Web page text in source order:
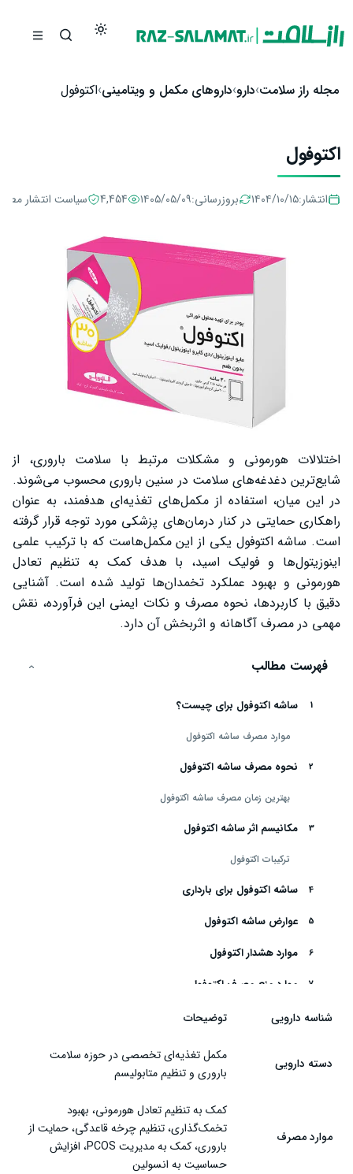
مجله راز سلامت دارو داروهای مکمل و ویتامینی اکتوفول
اکتوفول
انتشار:۱۴۰۴/۱۰/۱۵ بروزرسانی:۱۴۰۵/۰۵/۰۹ 4,454 سیاست انتشار
اختلالات هورمونی و مشکلات مرتبط با سلامت باروری، از
شایع‌ترین دغدغه‌های سلامت در سنین باروری محسوب می‌شوند.
در این میان، استفاده از مکمل‌های تغذیه‌ای هدفمند، به‌ عنوان
راهکاری حمایتی در کنار درمان‌های پزشکی مورد توجه قرار گرفته
است. ساشه اکتوفول یکی از این مکمل‌هاست که با ترکیب علمی
اینوزیتول‌ها و فولیک اسید، با هدف کمک به تنظیم تعادل
هورمونی و بهبود عملکرد تخمدان‌ها تولید شده است. آشنایی
دقیق با کاربردها، نحوه مصرف و نکات ایمنی این فرآورده، نقش
مهمی در مصرف آگاهانه و اثربخش آن دارد.
فهرست مطالب
ساشه اکتوفول برای چیست؟
موارد مصرف ساشه اکتوفول
نحوه مصرف ساشه اکتوفول
بهترین زمان مصرف ساشه اکتوفول
مکانیسم اثر ساشه اکتوفول
ترکیبات اکتوفول
ساشه اکتوفول برای بارداری
عوارض ساشه اکتوفول
موارد هشدار اکتوفول
موارد منع مصرف اکتوفول
تداخل دارویی ساشه اکتوفول
شرایط نگهداری ساشه اکتوفول
شناسه دارویی توضیحات
دسته دارویی
مکمل تغذیه‌ای تخصصی در حوزه سلامت
باروری و تنظیم متابولیسم
موارد مصرف
کمک به تنظیم تعادل هورمونی، بهبود
تخمک‌گذاری، تنظیم چرخه قاعدگی، حمایت از
باروری، کمک به مدیریت PCOS، افزایش
حساسیت به انسولین